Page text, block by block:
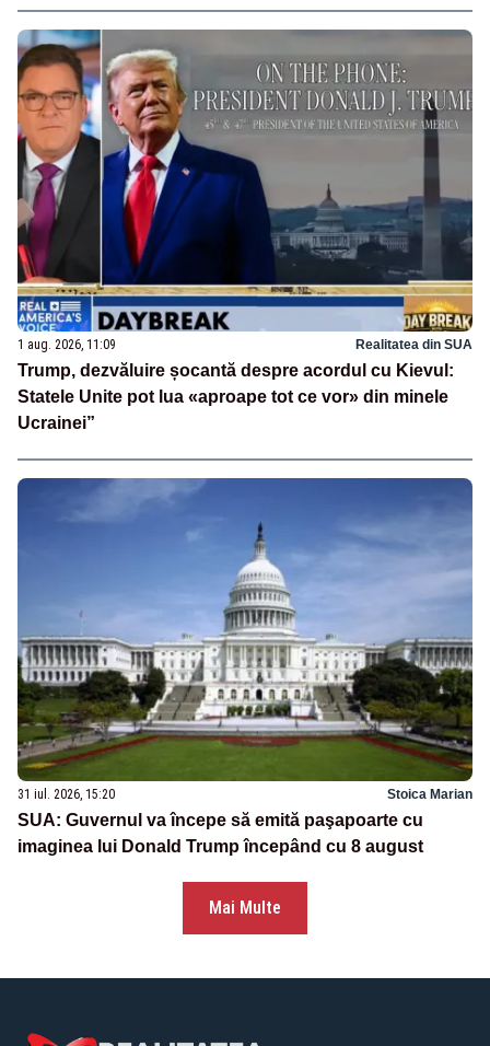
1 aug. 2026, 11:09 Realitatea din SUA
Trump, dezvăluire șocantă despre acordul cu Kievul:
Statele Unite pot lua «aproape tot ce vor» din minele
Ucrainei”
31 iul. 2026, 15:20 Stoica Marian
SUA: Guvernul va începe să emită paşapoarte cu
imaginea lui Donald Trump începând cu 8 august
Mai Multe